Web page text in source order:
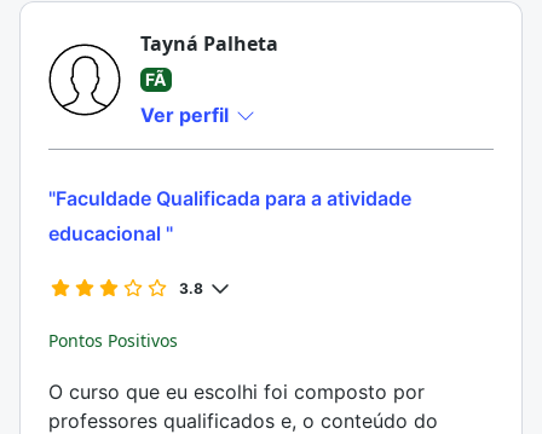
Tayná Palheta
FÃ
Ver perfil
"Faculdade Qualificada para a atividade
educacional "
3.8
Pontos Positivos
O curso que eu escolhi foi composto por
professores qualificados e, o conteúdo do